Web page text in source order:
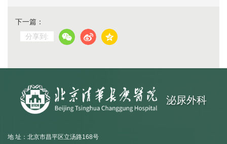
下一篇：
分享到:
泌尿外科
地 址：北京市昌平区立汤路168号